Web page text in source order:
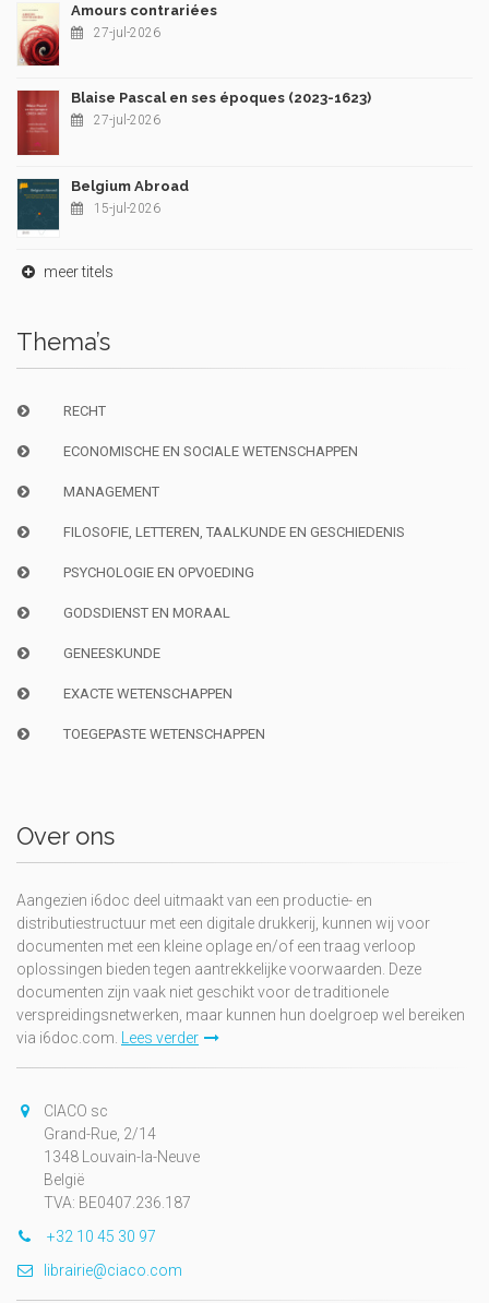
Amours contrariées
27-jul-2026
Blaise Pascal en ses époques (2023-1623)
27-jul-2026
Belgium Abroad
15-jul-2026
meer titels
Thema’s
RECHT
ECONOMISCHE EN SOCIALE WETENSCHAPPEN
MANAGEMENT
FILOSOFIE, LETTEREN, TAALKUNDE EN GESCHIEDENIS
PSYCHOLOGIE EN OPVOEDING
GODSDIENST EN MORAAL
GENEESKUNDE
EXACTE WETENSCHAPPEN
TOEGEPASTE WETENSCHAPPEN
Over ons
Aangezien i6doc deel uitmaakt van een productie- en
distributiestructuur met een digitale drukkerij, kunnen wij voor
documenten met een kleine oplage en/of een traag verloop
oplossingen bieden tegen aantrekkelijke voorwaarden. Deze
documenten zijn vaak niet geschikt voor de traditionele
verspreidingsnetwerken, maar kunnen hun doelgroep wel bereiken
via i6doc.com. Lees verder
CIACO sc
Grand-Rue, 2/14
1348 Louvain-la-Neuve
België
TVA: BE0407.236.187
+32 10 45 30 97
librairie@ciaco.com